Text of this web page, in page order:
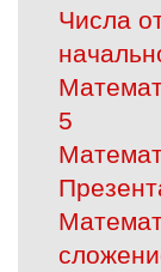
Числа
5